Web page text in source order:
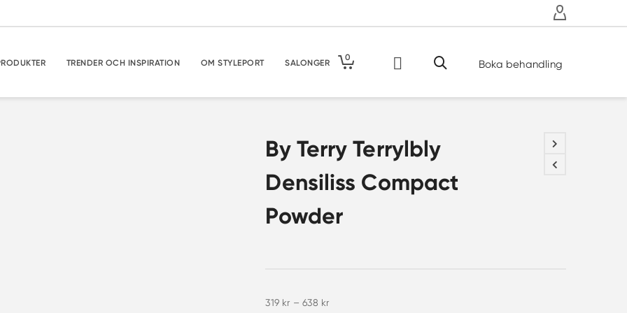
TRENDER OCH INSPIRATION OM STYLEPORT SALONGER
0
Boka behandling
By Terry Terrylbly
Densiliss Compact
Powder
319 kr –638 kr